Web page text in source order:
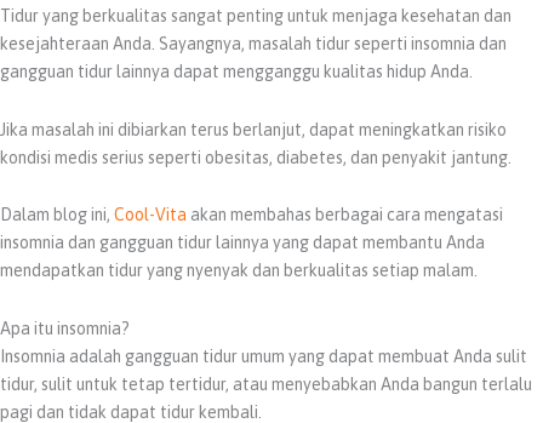
Tidur yang berkualitas sangat penting untuk menjaga kesehatan dan
kesejahteraan Anda. Sayangnya, masalah tidur seperti insomnia dan
gangguan tidur lainnya dapat mengganggu kualitas hidup Anda.
Jika masalah ini dibiarkan terus berlanjut, dapat meningkatkan risiko
kondisi medis serius seperti obesitas, diabetes, dan penyakit jantung.
Dalam blog ini, Cool-Vita akan membahas berbagai cara mengatasi
insomnia dan gangguan tidur lainnya yang dapat membantu Anda
mendapatkan tidur yang nyenyak dan berkualitas setiap malam.
Apa itu insomnia?
Insomnia adalah gangguan tidur umum yang dapat membuat Anda sulit
tidur, sulit untuk tetap tertidur, atau menyebabkan Anda bangun terlalu
pagi dan tidak dapat tidur kembali.